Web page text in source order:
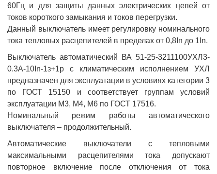
60Гц и для защиты данных электрических цепей от
токов короткого замыкания и токов перегрузки.
Данный выключатель имеет регулировку номинального
тока тепловых расцепителей в пределах от 0,8In до 1In.
Выключатель автоматический ВА 51-25-3211100УХЛ3-
0.3А-10In-1з+1р с климатическим исполнением УХЛ
предназначен для эксплуатации в условиях категории 3
по ГОСТ 15150 и соответствует группам условий
эксплуатации М3, М4, М6 по ГОСТ 17516.
Номинальный режим работы автоматического
выключателя – продолжительный.
Автоматические выключатели с тепловыми
максимальными расцепителями тока допускают
повторное включение после отключения от тока